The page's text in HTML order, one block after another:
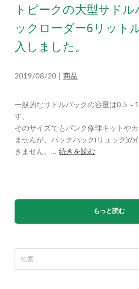
トピークの大型サド
ックローダー6リット
入しました。
2019/08/20 商品
一般的なサドルバックの容量は0.5～
す。
そのサイズでもパンク修理キットや
ませんが、バックパック(リュック)の
きません。... 続きを読む
もっと読む